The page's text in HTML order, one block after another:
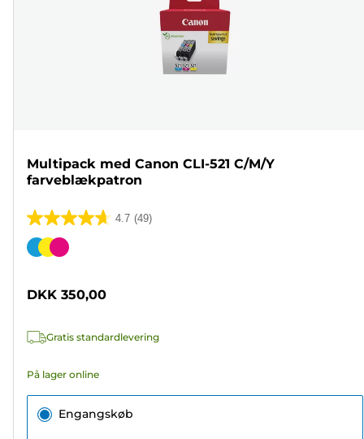
Multipack med Canon CLI-521 C/M/Y
farveblækpatron
4.7 (49)
4.7
ud
stjerner.
anmeldelser
Farvepatron
DKK 350,00
Gratis standardlevering
På lager online
Engangskøb